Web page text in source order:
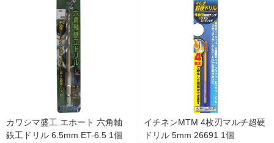
カワシマ盛工 エホート 六角軸
鉄工ドリル 6.5mm ET-6.5 1個
イチネンMTM 4枚刃マルチ超硬
ドリル 5mm 26691 1個